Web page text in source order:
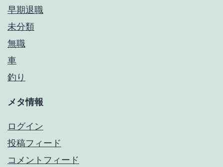
早期退職
未分類
無職
車
釣り
メタ情報
ログイン
投稿フィード
コメントフィード